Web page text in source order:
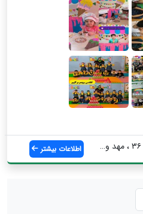
اطلاعات بیشتر